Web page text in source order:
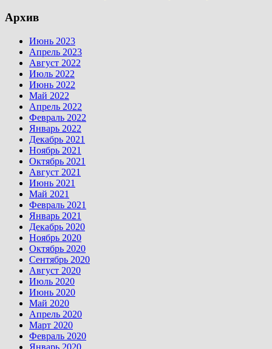
Архив
Июнь 2023
Апрель 2023
Август 2022
Июль 2022
Июнь 2022
Май 2022
Апрель 2022
Февраль 2022
Январь 2022
Декабрь 2021
Ноябрь 2021
Октябрь 2021
Август 2021
Июнь 2021
Май 2021
Февраль 2021
Январь 2021
Декабрь 2020
Ноябрь 2020
Октябрь 2020
Сентябрь 2020
Август 2020
Июль 2020
Июнь 2020
Май 2020
Апрель 2020
Март 2020
Февраль 2020
Январь 2020